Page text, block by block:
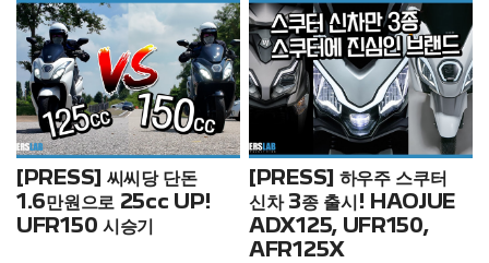
로 그런 제품인데, 국내 출시 이래
수천 대에 달하는 누적 판매고를
올리며 지속적인 판매 상승세를
이어 가고 있다고 한다. 특히 일반
음악 애호가뿐만 아니라, 숙련된
오디오 전문 애호가들 사이에서도
‘고품질 사운드와 세련된 디자
인’이 주된 구매 동기로 언급되며,
온·오프라인을 막론하고 최고 수
준의 평균 평점을 기록하고 있다.
OTTAVA f SC-C70MK2의 높
의 대명사가 되어 버린 것이다. 4
0주년 기념 모델 등을 포함한 몇
기종이 다소 가격이 비싸기도 하
지만, 대부분은 어떤 사람이라도
조금만 절약하면 마련할 수 있는
제품들이다. 그러나 가격대를 보
고 만만히 봤다간 그야말로 실수
하기 마련. 시청기 보레아 BR03
커넥트를 블루투스 연결로 핸드폰
을 사용해 소리를 울리자마자 마
치 시청실 안에 5월...
[PRESS] 씨씨당 단돈
1.6만원으로 25cc UP!
UFR150 시승기
[PRESS] 하우주 스쿠터
신차 3종 출시! HAOJUE
ADX125, UFR150,
AFR125X